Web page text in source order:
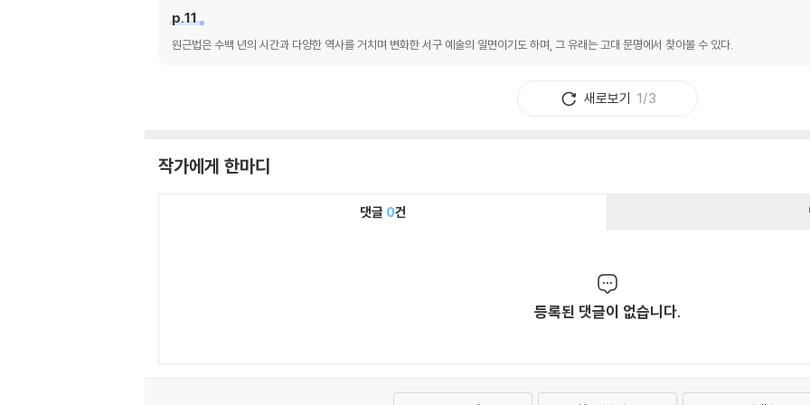
p.11
원근법은 수백 년의 시간과 다양한 역사를 거치며 변화한 서구 예술의 일면이기도 하며, 그 유래는 고대 문명에서 찾아볼 수 있다.
새로보기 1/3
작가에게 한마디
댓글 0건
등록된 댓글이 없습니다.